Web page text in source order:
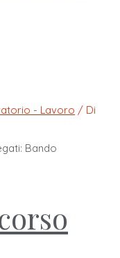
- Lavoro / Di
Bando